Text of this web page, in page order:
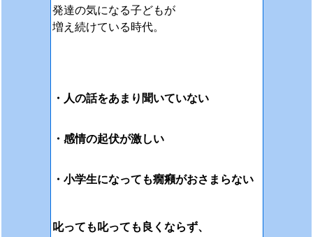
発達の気になる子どもが
増え続けている時代。
・人の話をあまり聞いていない
・感情の起伏が激しい
・小学生になっても癇癪がおさまらない
叱っても叱っても 良くならず、